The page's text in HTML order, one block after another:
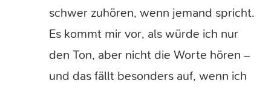
schwer zuhören, wenn jemand spricht.
Es kommt mir vor, als würde ich nur
den Ton, aber nicht die Worte hören –
und das fällt besonders auf, wenn ich